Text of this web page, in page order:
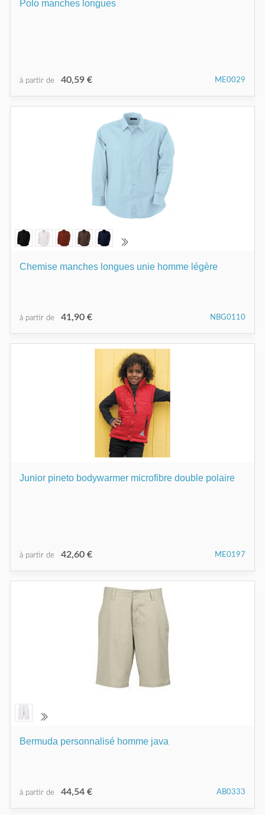
Polo manches longues
à partir de 40,59 € ME0029
Chemise manches longues unie homme légère
à partir de 41,90 € NBG0110
Junior pineto bodywarmer microfibre double polaire
à partir de 42,60 € ME0197
Bermuda personnalisé homme java
à partir de 44,54 € AB0333